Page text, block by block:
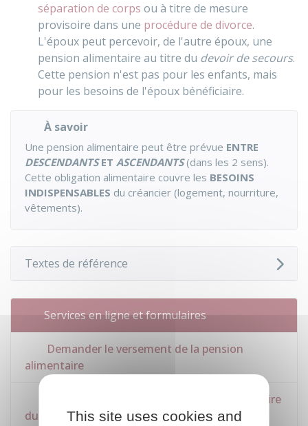
séparation de corps ou à titre de mesure
provisoire dans une procédure de divorce.
L'époux peut percevoir, de l'autre époux, une
pension alimentaire au titre du devoir de secours.
Cette pension n'est pas pour les enfants, mais
pour les besoins de l'époux bénéficiaire.
À savoir
Une pension alimentaire peut être prévue ENTRE
DESCENDANTSET ASCENDANTS (dans les 2 sens).
Cette obligation alimentaire couvre les BESOINS
INDISPENSABLES du créancier (logement, nourriture,
vêtements).
Textes de référence
Services en ligne et formulaires
Demander le versement de la pension
alimentaire
Estimer le montant de la pension alimentaire
due
This site uses cookies and